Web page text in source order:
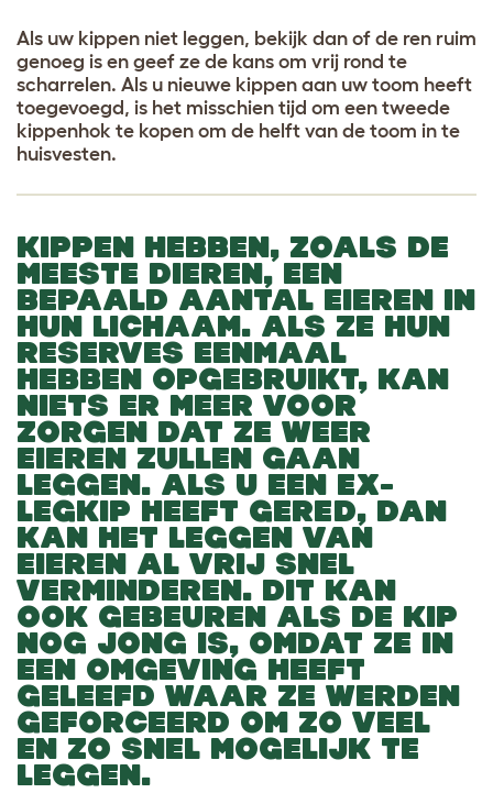
Als uw kippen niet leggen, bekijk dan of de ren ruim
genoeg is en geef ze de kans om vrij rond te
scharrelen. Als u nieuwe kippen aan uw toom heeft
toegevoegd, is het misschien tijd om een tweede
kippenhok te kopen om de helft van de toom in te
huisvesten.
KIPPEN HEBBEN, ZOALS DE
MEESTE DIEREN, EEN
BEPAALD AANTAL EIEREN IN
HUN LICHAAM. ALS ZE HUN
RESERVES EENMAAL
HEBBEN OPGEBRUIKT, KAN
NIETS ER MEER VOOR
ZORGEN DAT ZE WEER
EIEREN ZULLEN GAAN
LEGGEN. ALS U EEN EX-
LEGKIP HEEFT GERED, DAN
KAN HET LEGGEN VAN
EIEREN AL VRIJ SNEL
VERMINDEREN. DIT KAN
OOK GEBEUREN ALS DE KIP
NOG JONG IS, OMDAT ZE IN
EEN OMGEVING HEEFT
GELEEFD WAAR ZE WERDEN
GEFORCEERD OM ZO VEEL
EN ZO SNEL MOGELIJK TE
LEGGEN.